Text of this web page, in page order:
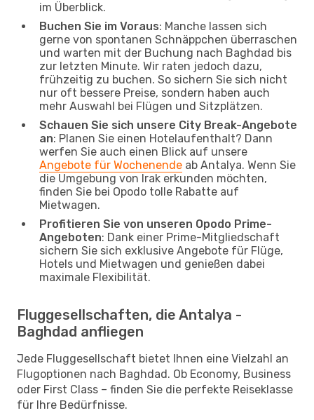
im Überblick.
Buchen Sie im Voraus: Manche lassen sich
gerne von spontanen Schnäppchen überraschen
und warten mit der Buchung nach Baghdad bis
zur letzten Minute. Wir raten jedoch dazu,
frühzeitig zu buchen. So sichern Sie sich nicht
nur oft bessere Preise, sondern haben auch
mehr Auswahl bei Flügen und Sitzplätzen.
Schauen Sie sich unsere City Break-Angebote
an: Planen Sie einen Hotelaufenthalt? Dann
werfen Sie auch einen Blick auf unsere
Angebote für Wochenende ab Antalya. Wenn Sie
die Umgebung von Irak erkunden möchten,
finden Sie bei Opodo tolle Rabatte auf
Mietwagen.
Profitieren Sie von unseren Opodo Prime-
Angeboten: Dank einer Prime-Mitgliedschaft
sichern Sie sich exklusive Angebote für Flüge,
Hotels und Mietwagen und genießen dabei
maximale Flexibilität.
Fluggesellschaften, die Antalya -
Baghdad anfliegen
Jede Fluggesellschaft bietet Ihnen eine Vielzahl an
Flugoptionen nach Baghdad. Ob Economy, Business
oder First Class – finden Sie die perfekte Reiseklasse
für Ihre Bedürfnisse.